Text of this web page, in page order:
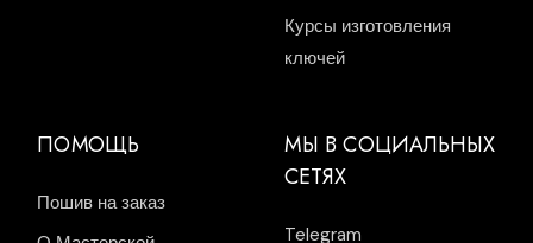
Курсы изготовления
ключей
ПОМОЩЬ
Пошив на заказ
МЫ В СОЦИАЛЬНЫХ
СЕТЯХ
Telegram